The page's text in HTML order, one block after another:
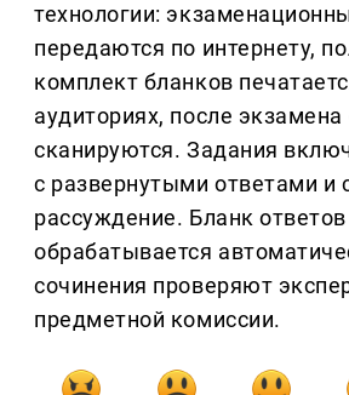
технологии:
передаются по интернету,
комплект бланков
аудиториях, после экзамена
сканируются. Задания
с развернутыми ответами и
рассуждение. Бланк
обрабатывается
сочинения проверяют
предметной комиссии.